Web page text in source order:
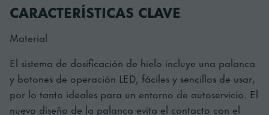
CARACTERÍSTICAS CLAVE
Material
El sistema de dosificación de hielo incluye una palanca
y botones de operación LED, fáciles y sencillos de usar,
por lo tanto ideales para un entorno de autoservicio. El
nuevo diseño de la palanca evita el contacto con el